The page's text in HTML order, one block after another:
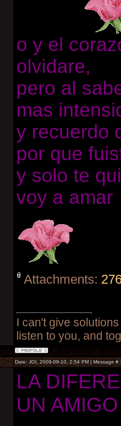
o y el
olvidare,
pero al
mas
y recuerdo
por que
y solo te
voy a amar
Attachments:
I can't give
listen to you, and
Date: JOI, 2009-09-10, 2:54 PM | Message #
LA
UN AMIGO